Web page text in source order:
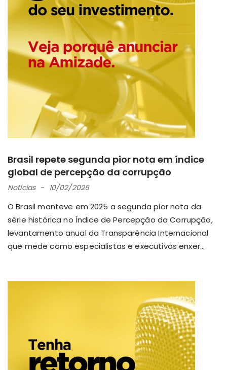
Brasil repete segunda pior nota em índice
global de percepção da corrupção
Notícias 10/02/2026
O Brasil manteve em 2025 a segunda pior nota da
série histórica no Índice de Percepção da Corrupção,
levantamento anual da Transparência Internacional
que mede como especialistas e executivos enxer...